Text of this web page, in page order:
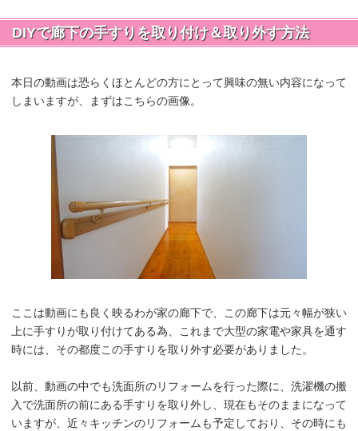
DIYで廊下の手すりを取り付け＆取り外す方法
本日の動画は恐らくほとんどの方にとって興味の無い内容になって
しまいますが、まずはこちらの画像。
ここは動画にも良く映るわが家の廊下で、この廊下は元々幅が狭い
上に手すりが取り付けてある為、これまで大型の家電や家具を通す
時には、その都度この手すりを取り外す必要がありました。
以前、動画の中でも洗面所のリフォームを行った際に、洗濯機の搬
入で洗面所の前にある手すりを取り外し、現在もそのままになって
いますが、近々キッチンのリフォームも予定しており、その時にも